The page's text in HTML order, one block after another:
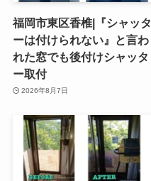
福岡市東区香椎|『シャッタ
ーは付けられない』と言わ
れた窓でも後付けシャッタ
ー取付
2026年8月7日